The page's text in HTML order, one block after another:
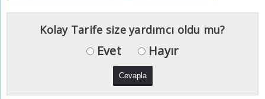
Kolay Tarife size yardımcı oldu mu?
Evet Hayır